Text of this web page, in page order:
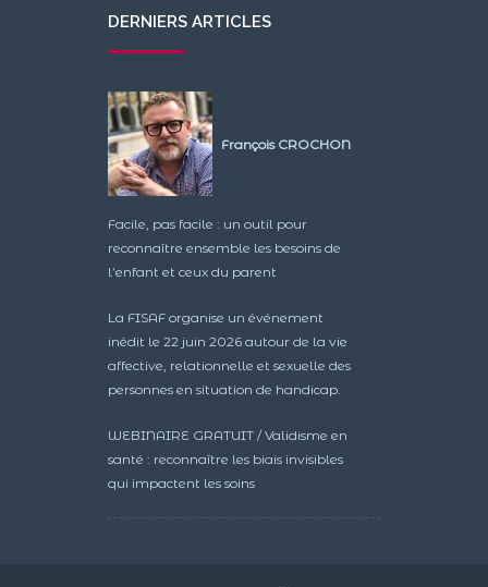
DERNIERS ARTICLES
François CROCHON
Facile, pas facile : un outil pour
reconnaître ensemble les besoins de
l’enfant et ceux du parent
La FISAF organise un événement
inédit le 22 juin 2026 autour de la vie
affective, relationnelle et sexuelle des
personnes en situation de handicap.
WEBINAIRE GRATUIT / Validisme en
santé : reconnaître les biais invisibles
qui impactent les soins